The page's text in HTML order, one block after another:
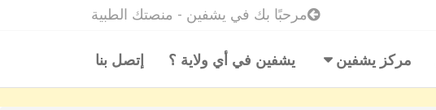
مرحبًا بك في يشفين - منصتك الطبية
مركز يشفين يشفين في أي ولاية ؟ إتصل بنا